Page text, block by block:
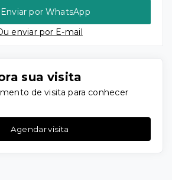
Enviar por WhatsApp
enviar por E-mail
sua visita
de visita para conhecer
Agendar visita